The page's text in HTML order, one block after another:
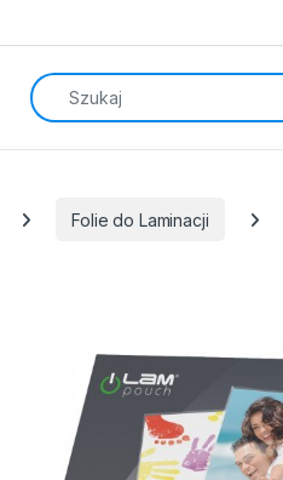
Search for:
Folie do Laminacji